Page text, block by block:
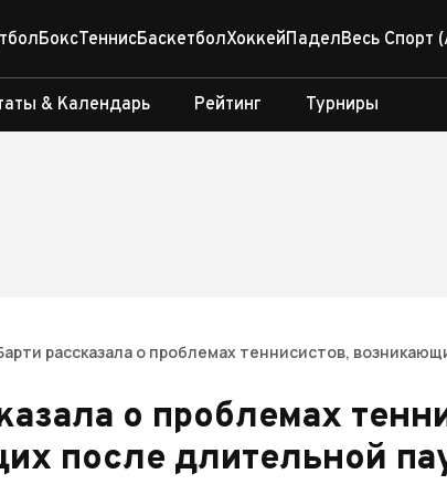
БоксТеннисБаскетболХоккейПаделВесь Спорт
& Календарь Рейтинг Турниры
рассказала о проблемах теннисистов,
о проблемах
после длительной